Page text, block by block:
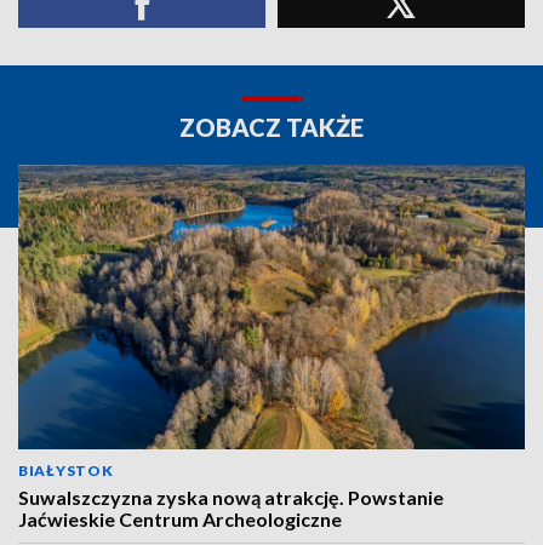
ZOBACZ TAKŻE
BIAŁYSTOK
Suwalszczyzna zyska nową atrakcję. Powstanie
Jaćwieskie Centrum Archeologiczne